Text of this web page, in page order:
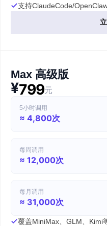
支持ClaudeCode/
Max 高级版
¥799元
5小时调用
≈ 4,800次
每周调用
≈ 12,000次
每月调用
≈ 31,000次
覆盖MiniMax、GLM、Kimi